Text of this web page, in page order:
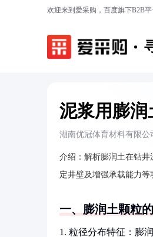
欢迎来到爱采购，百度旗下B2B平
泥浆用膨
湖南优冠体育材料有限公
介绍： 解析膨润土在钻井
定井壁及增强承载能力等
一、膨润土颗粒
1. 粒径分布特征：膨